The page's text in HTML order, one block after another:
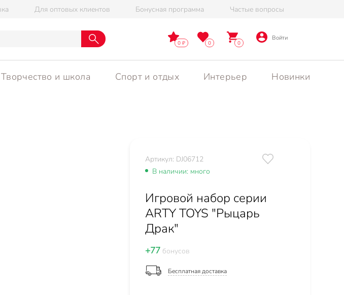
Для оптовых клиентов Бонусная программа Частые вопросы
0 0 0
Войти
Творчество и школа Спорт и отдых Интерьер Новинки
Артикул: DJ06712
В наличии: много
Игровой набор серии
ARTY TOYS "Рыцарь
Драк"
+77бонусов
Бесплатная доставка